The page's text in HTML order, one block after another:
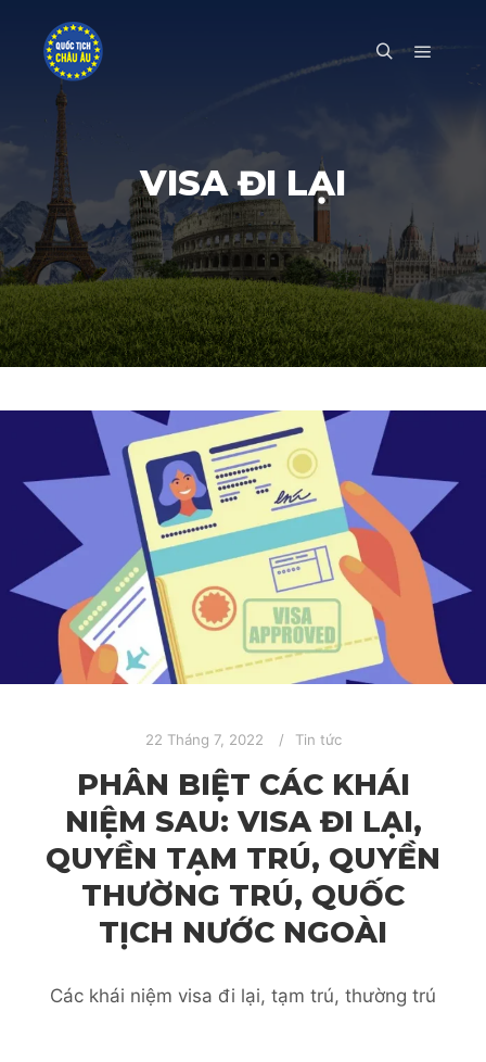
Main
VISA ĐI LẠI
22 Tháng 7, 2022 Tin tức
PHÂN BIỆT CÁC KHÁI
NIỆM SAU: VISA ĐI LẠI,
QUYỀN TẠM TRÚ, QUYỀN
THƯỜNG TRÚ, QUỐC
TỊCH NƯỚC NGOÀI
Các khái niệm visa đi lại, tạm trú, thường trú